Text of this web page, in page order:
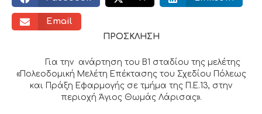
Email
ΠΡΟΣΚΛΗΣΗ
Για την ανάρτηση του Β1 σταδίου της μελέτης
«Πολεοδομική Μελέτη Επέκτασης του Σχεδίου Πόλεως
και Πράξη Εφαρμογής σε τμήμα της Π.Ε.13, στην
περιοχή Άγιος Θωμάς Λάρισας».